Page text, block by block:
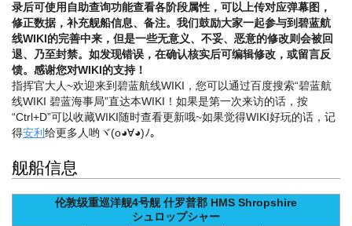
录后可使用自助查询功能查看各阶段属性，可以上传对应弹幕图，
修正数据，补充舰船信息、备注。我们鼓励大家一起参与到碧蓝航
线WIKI的完善中来，但是一些无意义、不妥、恶意的修改则会被回
退、乃至封禁。如发现错误，在确认核实后可编辑修改，或留言反
馈。感谢您对WIKI的支持！
指挥官大人~欢迎来到碧蓝航线WIKI，您可以通过百度搜索“碧蓝航
线WIKI 碧蓝海事局”直达本WIKI！如果是第一次来访的话，按
“Ctrl+D”可以收藏WIKI随时查看更新哦~如果觉得WIKI好玩的话，记
得安利 给更多人哟ヾ(o◕∀◕)ﾉ。
舰船信息
伦敦级重巡洋舰4号舰 什罗普郡 HMS Shropshire
シュロップシャー